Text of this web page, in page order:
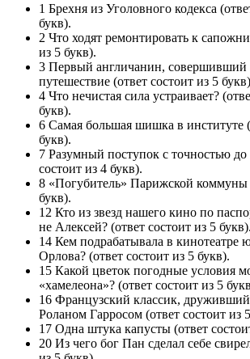
1 Брехня из Уголовного кодекса
букв).
2 Что ходят ремонтировать к
из 5 букв).
3 Первый англичанин, совершивший
путешествие (ответ состоит из 5
4 Что нечистая сила устраивает?
букв).
6 Самая большая шишка в институте
букв).
7 Разумный поступок с точностью до
состоит из 4 букв).
8 «Погубитель» Парижской коммуны
букв).
12 Кто из звезд нашего кино по
не Алексей? (ответ состоит из 5 букв).
14 Кем подрабатывала в кинотеатре
Орлова? (ответ состоит из 5 букв).
15 Какой цветок погодные условия
«хамелеона»? (ответ состоит из 5
16 Французский классик,
Роланом Гарросом (ответ состоит из
17 Одна штука капусты (ответ
20 Из чего бог Пан сделал себе